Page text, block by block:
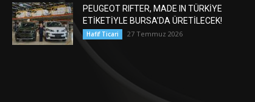
PEUGEOT RIFTER, MADE IN TÜRKİYE
ETİKETİYLE BURSA’DA ÜRETİLECEK!
Hafif Ticari 27 Temmuz 2026